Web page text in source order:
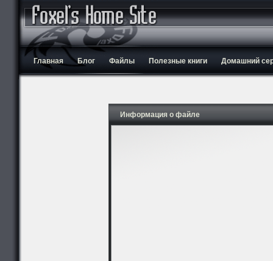
Главная Блог Файлы Полезные книги Домашний
Информация о файле